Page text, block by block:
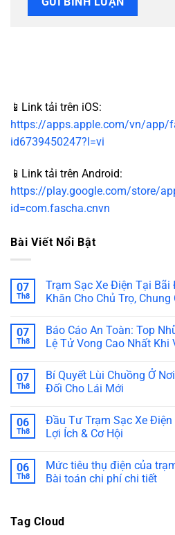
📱Link tải trên iOS:
https://apps.apple.com/vn/app/
id6739450247?l=vi
📱Link tải trên Android:
https://play.google.com/store/
id=com.fascha.cnvn
Bài Viết Nổi Bật
07
Th8
Trạm Sạc Xe Điện Tại Bãi
Khăn Cho Chủ Trọ,
07
Th8
Báo Cáo An Toàn: Top
Lệ Tử Vong Cao Nhất Khi
07
Th8
Bí Quyết Lùi Chuồng Ở
Đối Cho Lái Mới
06
Th8
Đầu Tư Trạm Sạc Xe
Lợi Ích & Cơ Hội
06
Th8
Mức tiêu thụ điện của
Bài toán chi phí chi tiết
Tag Cloud